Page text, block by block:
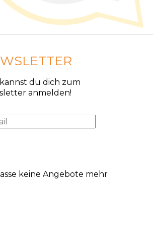
du dich zum
anmelden!
keine Angebote mehr